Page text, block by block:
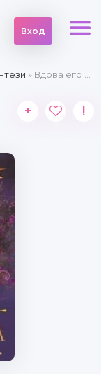
Вход
» Вдова его величества
+ !